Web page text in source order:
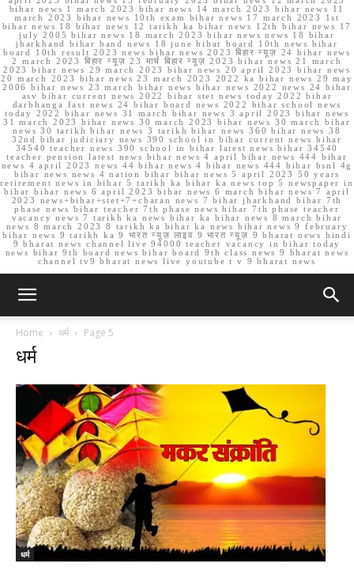
bihar news 1 march 2023 bihar news 14 march 2023 bihar news 11
march 2023 bihar news 10th exam bihar news 17 march 2023 1st
bihar news 18 bihar news 12 tarikh ka bihar news 12th bihar news 17
july 2005 bihar news 18 march 2023 bihar news news 18 bihar
jharkhand bihar band news 18 june bihar board 10th news bihar
board 10th result 2023 news bihar news 2023 बिहार न्यूज़ 24 bihar news
2 march 2023 बिहार न्यूज़ 23 मार्च बिहार न्यूज़ 2023 bihar news 21 march
2023 bihar news 29 march 2023 bihar news 20 april 2023 bihar news
20 march 2023 bihar news 23 march 2023 2022 ka bihar news 29 may
2006 bihar news 23 march bihar news bihar news 2022 news 24 bihar
asv bihar current news 2022 bihar stet news today 2022 bihar
darbhanga fast news 24 bihar board news 2022 bihar school news
today 2022 bihar news 31 march bihar news 3 april 2023 bihar news
31 march 2023 bihar news 30 march 2023 bihar news 30 march bihar
news 30 tarikh bihar news 3 tarikh bihar news 360 bihar news 38
32nd bihar judiciary news 390 school in bihar current news bihar
34540 teacher news 390 school in bihar latest news bihar 34540
teacher pension latest news bihar news 4 april bihar news 444 bihar
news 4 april 2023 news 44 bihar news 4 bihar news 444 bihar bsnl 4g
bihar news news 4 nation bihar bihar news 5 april 2023 50 years
retirement news in bihar 5 tarikh ka bihar ka news top 5 newspaper in
bihar bihar news 6 april 2023 bihar news 6 march bihar news 7 april
2023 news+bihar+stet+7+charan news 7 bihar jharkhand bihar 7th
phase news bihar teacher 7th phase news bihar 7th phase teacher
vacancy news 7 tarikh ka news bihar ka bihar news 8 march bihar
news 8 march 2023 8 tarikh ka bihar ka news bihar news 9 february
bihar news 9 tarikh ka 9 भारत न्यूज़ लाइव 9 भारत न्यूज़ 9 bharat news hindi
9 bharat news channel live 94000 teacher vacancy in bihar today
news bihar 9th board news bihar board 9th class news 9 bharat news
channel tv9 bharat news live youtube t v 9 bharat news
Home धर्म Page 5
धर्म
धर्म